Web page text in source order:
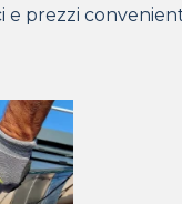
e prezzi